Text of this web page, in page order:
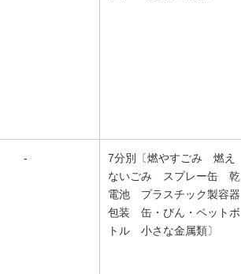
-
7分別〔燃やすごみ 燃え
ないごみ スプレー缶 乾
電池 プラスチック製容器
包装 缶・びん・ペットボ
トル 小さな金属類〕